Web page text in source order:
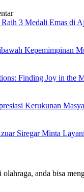
3 Medali Emas di
Kepemimpinan
Finding Joy in the
Kerukunan
Siregar Minta
anda bisa